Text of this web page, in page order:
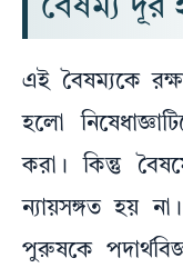
বৈষম্য দূর
এই বৈষম্যকে
হলো
করা। কিন্তু
ন্যায়সঙ্গত হয়
পুরুষকে